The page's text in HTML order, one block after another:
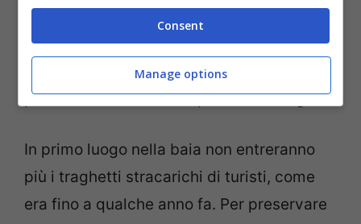
il sole sulla sabbia bianca e impalpabile
ma ci si potrà fermare per poco tempo. Un
piccolo sacrificio di cui vale la pena per
poter ammirare al vivo questa meraviglia.
In primo luogo nella baia non entreranno
più i traghetti stracarichi di turisti, come
era fino a qualche anno fa. Per preservare
Consent
Manage options